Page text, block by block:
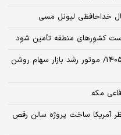
خداحافظی لیونل مسی
کشورهای منطقه تأمین شود
پیش بینی بورس فردا شنبه 17 مردادماه 1405/ موتور رشد بازار سهام روشن
مکه
آمریکا ساخت پروژه سالن رقص